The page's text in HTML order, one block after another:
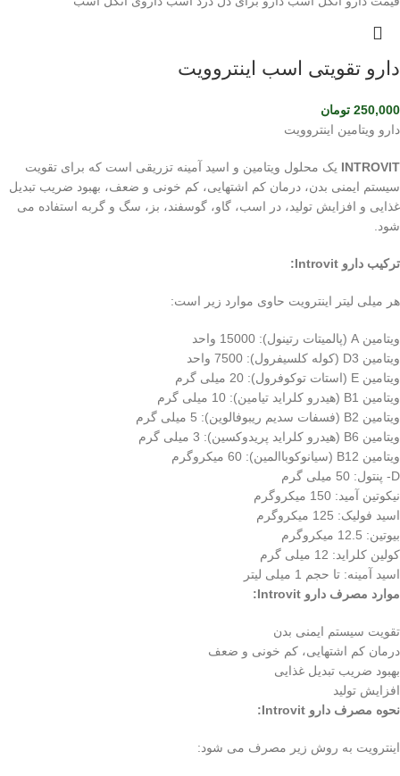
دارو تقویتی اسب اینتروویت
250,000 تومان
دارو ویتامین اینتروویت
INTROVIT یک محلول ویتامین و اسید آمینه تزریقی است که برای تقویت
سیستم ایمنی بدن، درمان کم اشتهایی، کم خونی و ضعف، بهبود ضریب تبدیل
غذایی و افزایش تولید، در اسب، گاو، گوسفند، بز، سگ و گربه استفاده می
شود.
ترکیب دارو Introvit:
هر میلی لیتر اینترویت حاوی موارد زیر است:
ویتامین A (پالمیتات رتینول): 15000 واحد
ویتامین D3 (کوله کلسیفرول): 7500 واحد
ویتامین E (استات توکوفرول): 20 میلی گرم
ویتامین B1 (هیدرو کلراید تیامین): 10 میلی گرم
ویتامین B2 (فسفات سدیم ریبوفالوین): 5 میلی گرم
ویتامین B6 (هیدرو کلراید پریدوکسین): 3 میلی گرم
ویتامین B12 (سیانوکوباالمین): 60 میکروگرم
D- پنتول: 50 میلی گرم
نیکوتین آمید: 150 میکروگرم
اسید فولیک: 125 میکروگرم
بیوتین: 12.5 میکروگرم
کولین کلراید: 12 میلی گرم
اسید آمینه: تا حجم 1 میلی لیتر
موارد مصرف دارو Introvit:
تقویت سیستم ایمنی بدن
درمان کم اشتهایی، کم خونی و ضعف
بهبود ضریب تبدیل غذایی
افزایش تولید
نحوه مصرف دارو Introvit:
اینترویت به روش زیر مصرف می شود: